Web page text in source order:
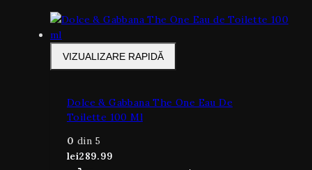
VIZUALIZARE RAPIDĂ
Dolce & Gabbana The One Eau De
Toilette 100 Ml
0 din 5
lei289.99